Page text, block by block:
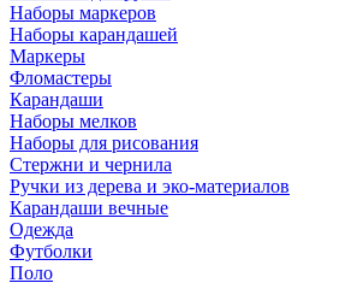
Наборы маркеров
Наборы карандашей
Маркеры
Фломастеры
Карандаши
Наборы мелков
Наборы для рисования
Стержни и чернила
Ручки из дерева и эко-материалов
Карандаши вечные
Одежда
Футболки
Поло